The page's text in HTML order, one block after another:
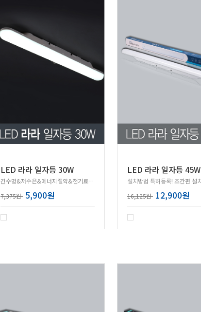
LED 라라 일자등 30W
긴수명&저수은&에너지절약&전기료절감!
7,375원 5,900원
LED 라라 일자등 45W
16,125원 12,900원